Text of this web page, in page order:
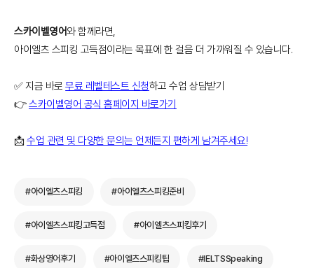
스카이벨영어와 함께라면,
아이엘츠 스피킹 고득점이라는 목표에 한 걸음 더 가까워질 수 있습니다.
✅ 지금 바로무료 레벨테스트 신청하고 수업 상담받기
👉스카이벨영어 공식 홈페이지 바로가기
📩수업 관련 및 다양한 문의는 언제든지 편하게 남겨주세요!
#아이엘츠스피킹 #아이엘츠스피킹준비
#아이엘츠스피킹고득점 #아이엘츠스피킹후기
#화상영어후기 #아이엘츠스피킹팁 #IELTSSpeaking